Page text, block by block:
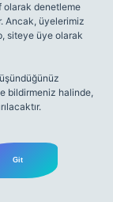
olarak denetleme
Ancak, üyelerimiz
siteye üye olarak
bildirmeniz halinde,